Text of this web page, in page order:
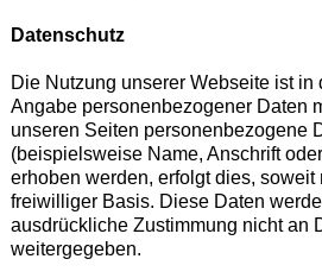
Datenschutz
Die Nutzung unserer Webseite ist in
Angabe personenbezogener Daten
unseren Seiten personenbezogene
(beispielsweise Name, Anschrift
erhoben werden, erfolgt dies, soweit
freiwilliger Basis. Diese Daten
ausdrückliche Zustimmung nicht an
weitergegeben.